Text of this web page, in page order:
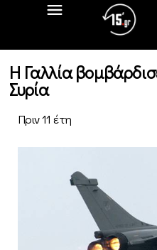
Η Γαλλία
Συρία
Πριν 11 έτη